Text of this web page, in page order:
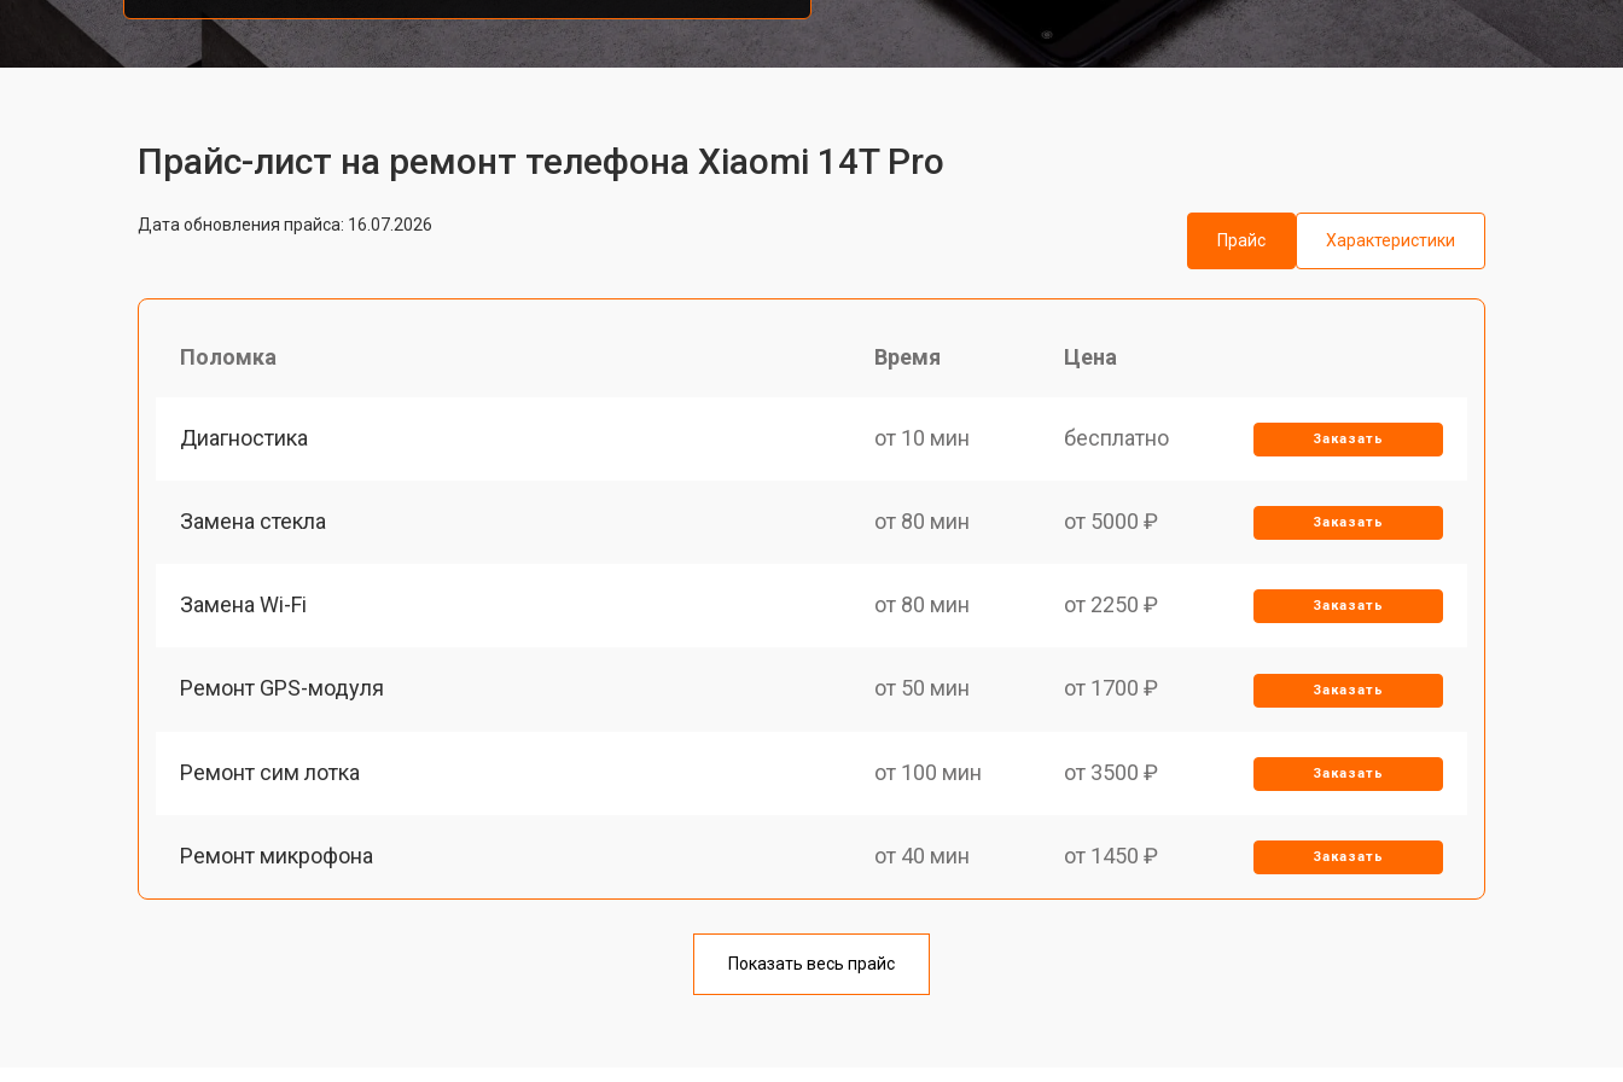
Прайс-лист на ремонт телефона Xiaomi 14T Pro
Дата обновления прайса: 16.07.2026
Прайс
Характеристики
Поломка Время Цена
Диагностика от 10 мин бесплатно Заказать
Замена стекла от 80 мин от 5000 ₽ Заказать
Замена Wi-Fi от 80 мин от 2250 ₽ Заказать
Ремонт GPS-модуля от 50 мин от 1700 ₽ Заказать
Ремонт сим лотка от 100 мин от 3500 ₽ Заказать
Ремонт микрофона от 40 мин от 1450 ₽ Заказать
от 70 мин
Показать весь прайс